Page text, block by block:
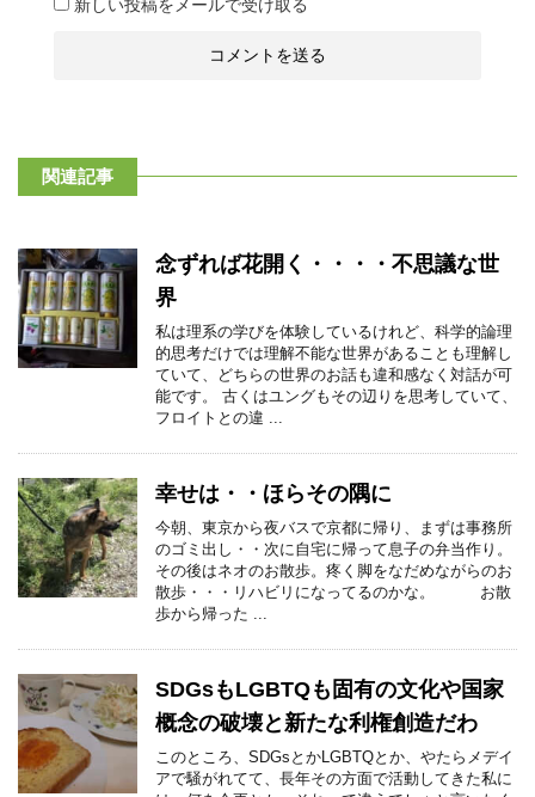
新しい投稿をメールで受け取る
関連記事
念ずれば花開く・・・・不思議な世
界
私は理系の学びを体験しているけれど、科学的論理
的思考だけでは理解不能な世界があることも理解し
ていて、どちらの世界のお話も違和感なく対話が可
能です。 古くはユングもその辺りを思考していて、
フロイトとの違 ...
幸せは・・ほらその隅に
今朝、東京から夜バスで京都に帰り、まずは事務所
のゴミ出し・・次に自宅に帰って息子の弁当作り。
その後はネオのお散歩。疼く脚をなだめながらのお
散歩・・・リハビリになってるのかな。 お散
歩から帰った ...
SDGsもLGBTQも固有の文化や国家
概念の破壊と新たな利権創造だわ
このところ、SDGsとかLGBTQとか、やたらメデイ
アで騒がれてて、長年その方面で活動してきた私に